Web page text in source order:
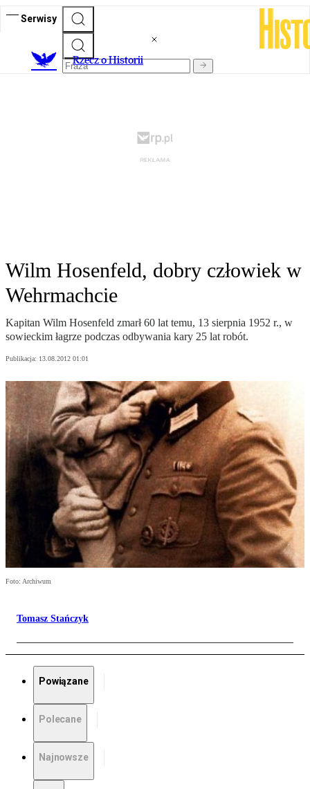
Serwisy
Rzecz o Historii
Wilm Hosenfeld, dobry człowiek w
Wehrmachcie
Kapitan Wilm Hosenfeld zmarł 60 lat temu, 13 sierpnia 1952 r., w
sowieckim łagrze podczas odbywania kary 25 lat robót.
Publikacja: 13.08.2012 01:01
Foto: Archiwum
Tomasz Stańczyk
Powiązane
Polecane
Najnowsze